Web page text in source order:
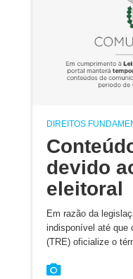
DIREITOS
devido
eleitoral
Em razão da
indisponível até que
(TRE) oficialize o